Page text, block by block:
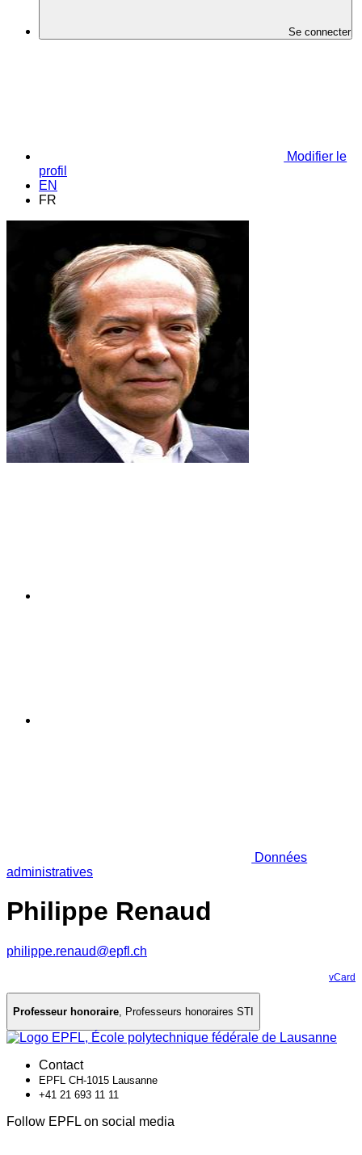
Se connecter
Modifier le
profil
EN
FR
Données
administratives
Philippe Renaud
philippe.renaud@epfl.ch
vCard
Professeur honoraire, Professeurs honoraires STI
Contact
EPFL CH-1015 Lausanne
+41 21 693 11 11
Follow EPFL on social media